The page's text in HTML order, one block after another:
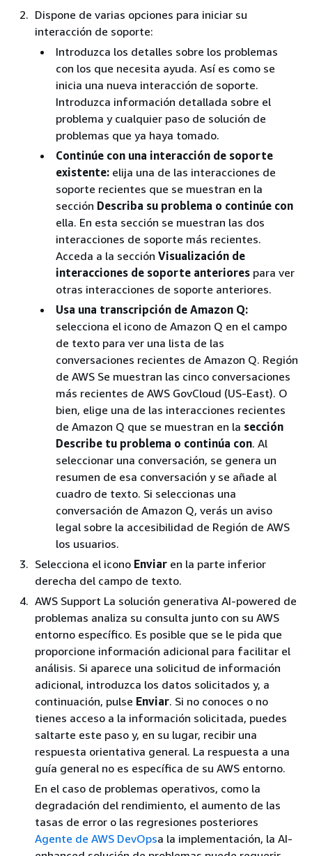
Dispone de varias opciones para iniciar su
interacción de soporte:
Introduzca los detalles sobre los problemas
con los que necesita ayuda. Así es como se
inicia una nueva interacción de soporte.
Introduzca información detallada sobre el
problema y cualquier paso de solución de
problemas que ya haya tomado.
Continúe con una interacción de soporte
existente: elija una de las interacciones de
soporte recientes que se muestran en la
sección Describa su problema o continúe con
ella. En esta sección se muestran las dos
interacciones de soporte más recientes.
Acceda a la sección Visualización de
interacciones de soporte anteriores para ver
otras interacciones de soporte anteriores.
Usa una transcripción de Amazon Q:
selecciona el icono de Amazon Q en el campo
de texto para ver una lista de las
conversaciones recientes de Amazon Q. Región
de AWS Se muestran las cinco conversaciones
más recientes de AWS GovCloud (US-East). O
bien, elige una de las interacciones recientes
de Amazon Q que se muestran en la sección
Describe tu problema o continúa con. Al
seleccionar una conversación, se genera un
resumen de esa conversación y se añade al
cuadro de texto. Si seleccionas una
conversación de Amazon Q, verás un aviso
legal sobre la accesibilidad de Región de AWS
los usuarios.
Selecciona el icono Enviar en la parte inferior
derecha del campo de texto.
AWS Support La solución generativa AI-powered de
problemas analiza su consulta junto con su AWS
entorno específico. Es posible que se le pida que
proporcione información adicional para facilitar el
análisis. Si aparece una solicitud de información
adicional, introduzca los datos solicitados y, a
continuación, pulse Enviar. Si no conoces o no
tienes acceso a la información solicitada, puedes
saltarte este paso y, en su lugar, recibir una
respuesta orientativa general. La respuesta a una
guía general no es específica de su AWS entorno.
En el caso de problemas operativos, como la
degradación del rendimiento, el aumento de las
tasas de error o las regresiones posteriores
Agente de AWS DevOpsa la implementación, la AI-